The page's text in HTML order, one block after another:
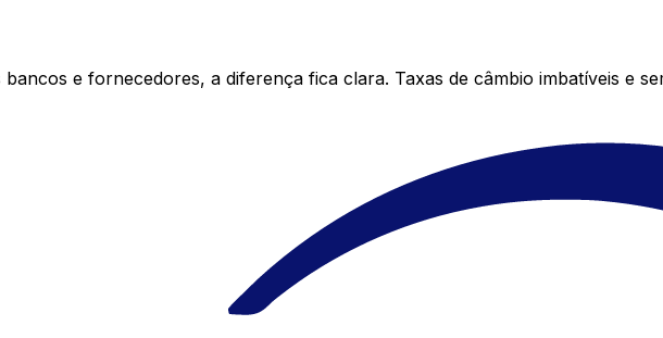
e fornecedores, a diferença fica clara. Taxas de câmbio imbatíveis e